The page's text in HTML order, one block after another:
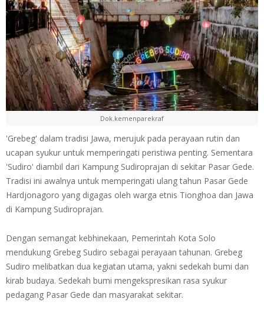
Dok.kemenparekraf
'Grebeg' dalam tradisi Jawa, merujuk pada perayaan rutin dan
ucapan syukur untuk memperingati peristiwa penting. Sementara
'Sudiro' diambil dari Kampung Sudiroprajan di sekitar Pasar Gede.
Tradisi ini awalnya untuk memperingati ulang tahun Pasar Gede
Hardjonagoro yang digagas oleh warga etnis Tionghoa dan Jawa
di Kampung Sudiroprajan.
Dengan semangat kebhinekaan, Pemerintah Kota Solo
mendukung Grebeg Sudiro sebagai perayaan tahunan. Grebeg
Sudiro melibatkan dua kegiatan utama, yakni sedekah bumi dan
kirab budaya. Sedekah bumi mengekspresikan rasa syukur
pedagang Pasar Gede dan masyarakat sekitar.